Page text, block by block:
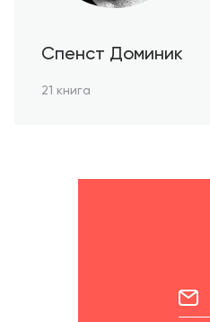
Спенст Доминик
21 книга